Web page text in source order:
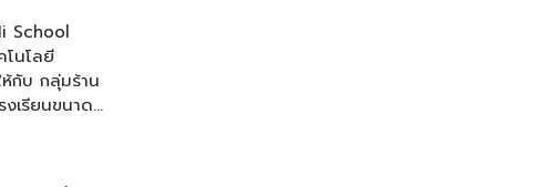
าง ช่อง
School
โนโลยี
กับ กลุ่มร้าน
เรียนขนาด
เร็วด้วย
ไฮเทคที่จะ